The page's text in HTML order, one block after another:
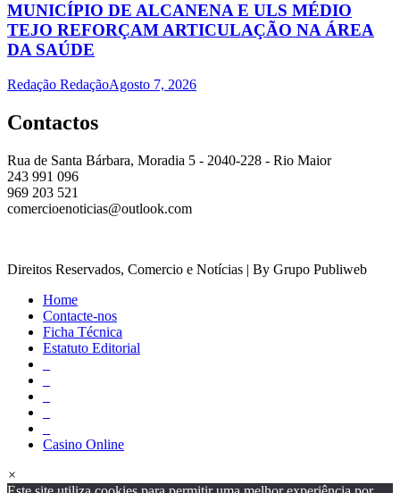
MUNICÍPIO DE ALCANENA E ULS MÉDIO
TEJO REFORÇAM ARTICULAÇÃO NA ÁREA
DA SAÚDE
Redação RedaçãoAgosto 7, 2026
Contactos
Rua de Santa Bárbara, Moradia 5 - 2040-228 - Rio Maior
243 991 096
969 203 521
comercioenoticias@outlook.com
Direitos Reservados, Comercio e Notícias | By Grupo Publiweb
Home
Contacte-nos
Ficha Técnica
Estatuto Editorial
Casino Online
×